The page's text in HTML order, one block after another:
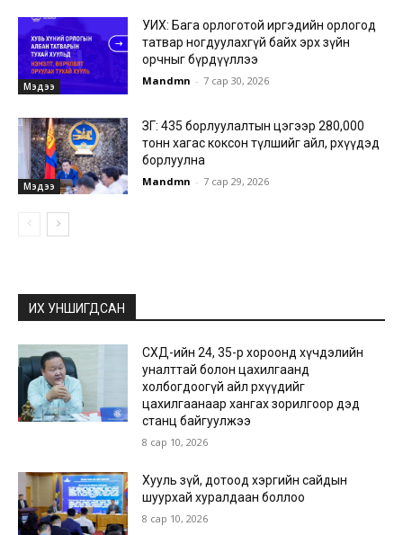
Мэдээ
УИХ: Бага орлоготой иргэдийн орлогод
татвар ногдуулахгүй байх эрх зүйн
орчныг бүрдүүллээ
Mandmn - 7 сар 30, 2026
Мэдээ
ЗГ: 435 борлуулалтын цэгээр 280,000
тонн хагас коксон түлшийг айл, өрхүүдэд
борлуулна
Mandmn - 7 сар 29, 2026
ИХ УНШИГДСАН
СХД-ийн 24, 35-р хороонд хүчдэлийн
уналттай болон цахилгаанд
холбогдоогүй айл өрхүүдийг
цахилгаанаар хангах зорилгоор дэд
станц байгуулжээ
8 сар 10, 2026
Хууль зүй, дотоод хэргийн сайдын
шуурхай хуралдаан боллоо
8 сар 10, 2026